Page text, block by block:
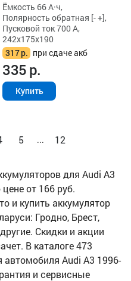
Ёмкость 66 А·ч,
Полярность обратная [- +],
Пусковой ток 700 А,
242x175x190
317р. при сдаче акб
335р.
Купить
5 ... 12
для Audi A3
от 166 руб.
и купить аккумулятор
Гродно, Брест,
Скидки и акции
В каталоге 473
Audi A3 1996-
и сервисные